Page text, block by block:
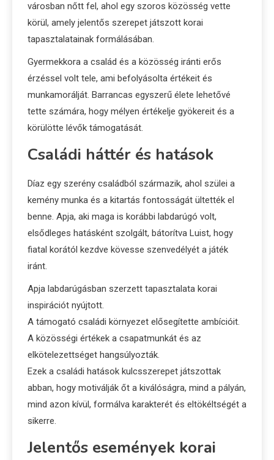
városban nőtt fel, ahol egy szoros közösség vette
körül, amely jelentős szerepet játszott korai
tapasztalatainak formálásában.
Gyermekkora a család és a közösség iránti erős
érzéssel volt tele, ami befolyásolta értékeit és
munkamorálját. Barrancas egyszerű élete lehetővé
tette számára, hogy mélyen értékelje gyökereit és a
körülötte lévők támogatását.
Családi háttér és hatások
Díaz egy szerény családból származik, ahol szülei a
kemény munka és a kitartás fontosságát ültették el
benne. Apja, aki maga is korábbi labdarúgó volt,
elsődleges hatásként szolgált, bátorítva Luist, hogy
fiatal korától kezdve kövesse szenvedélyét a játék
iránt.
Apja labdarúgásban szerzett tapasztalata korai
inspirációt nyújtott.
A támogató családi környezet elősegítette ambícióit.
A közösségi értékek a csapatmunkát és az
elkötelezettséget hangsúlyozták.
Ezek a családi hatások kulcsszerepet játszottak
abban, hogy motiválják őt a kiválóságra, mind a pályán,
mind azon kívül, formálva karakterét és eltökéltségét a
sikerre.
Jelentős események korai